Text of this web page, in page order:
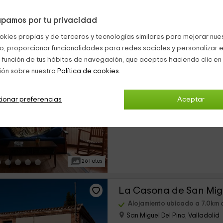
por tu privacidad
propias y de terceros y tecnologías similares para mejorar
proporcionar funcionalidades para redes sociales y personalizar
de tus hábitos de navegación, que aceptas haciendo clic
sobre nuestra Política de cookies.
Aceptar
preferencias
26 Fotos
Pajar de Tasio
0 opiniones
La Casona de San
Alojamiento ubicado a 7.0km
San Miguel Del Pino, Valladolid